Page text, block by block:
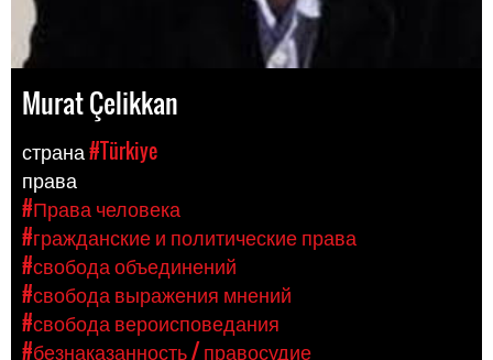
Murat Çelikkan
страна#Türkiye
права
#Права человека
#гражданские и политические права
#свобода объединений
#свобода выражения мнений
#свобода вероисповедания
#безнаказанность / правосудие